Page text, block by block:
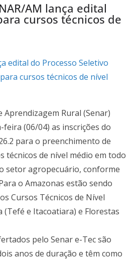
AM lança edital
cursos técnicos de
edital do Processo Seletivo
cursos técnicos de nível
Aprendizagem Rural (Senar)
(06/04) as inscrições do
para o preenchimento de
técnicos de nível médio em todo
setor agropecuário, conforme
o Amazonas estão sendo
Cursos Técnicos de Nível
e Itacoatiara) e Florestas
pelo Senar e-Tec são
anos de duração e têm como